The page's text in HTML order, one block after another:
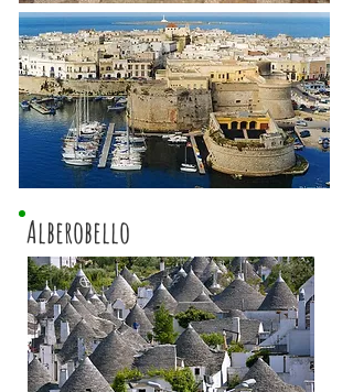
Alberobello